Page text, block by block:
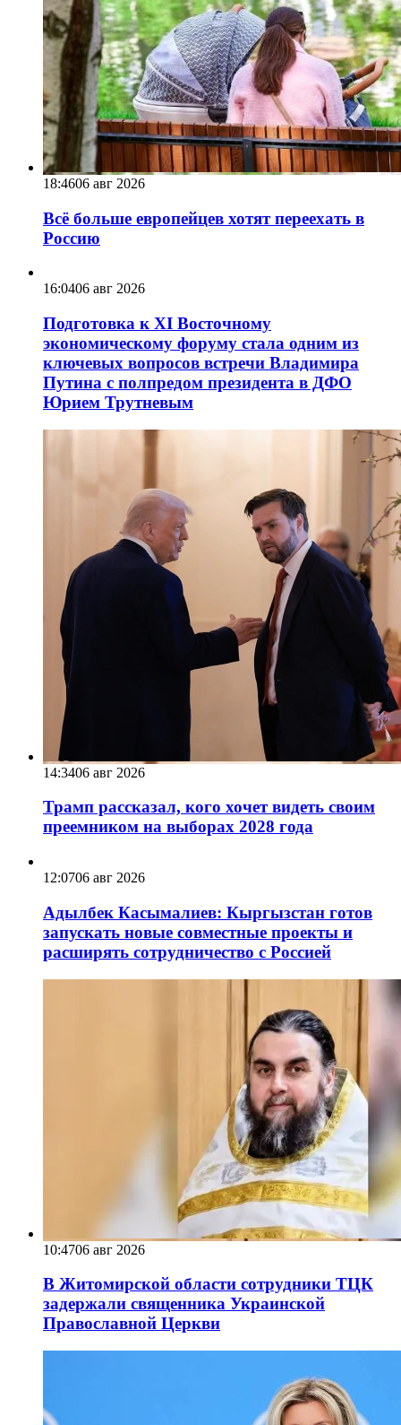
18:4606 авг 2026
Всё больше европейцев хотят переехать в
Россию
16:0406 авг 2026
Подготовка к XI Восточному
экономическому форуму стала одним из
ключевых вопросов встречи Владимира
Путина с полпредом президента в ДФО
Юрием Трутневым
14:3406 авг 2026
Трамп рассказал, кого хочет видеть своим
преемником на выборах 2028 года
12:0706 авг 2026
Адылбек Касымалиев: Кыргызстан готов
запускать новые совместные проекты и
расширять сотрудничество с Россией
10:4706 авг 2026
В Житомирской области сотрудники ТЦК
задержали священника Украинской
Православной Церкви